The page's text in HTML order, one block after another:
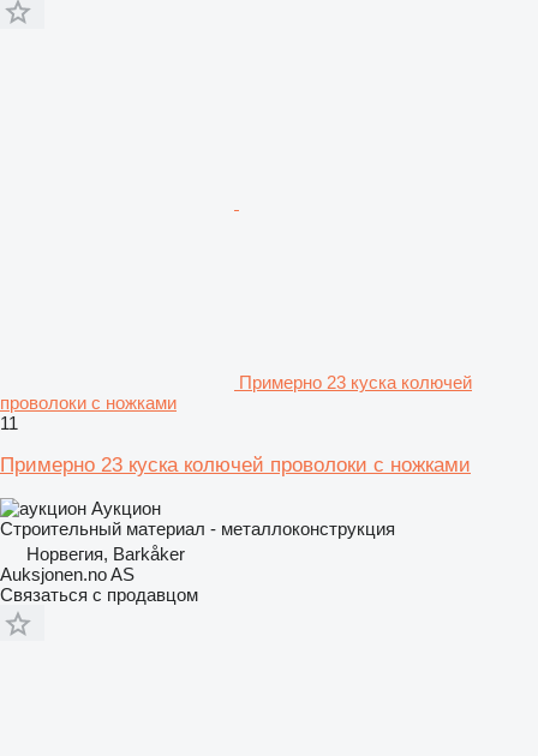
Примерно 23 куска колючей
проволоки с ножками
11
Примерно 23 куска колючей проволоки с ножками
Аукцион
Строительный материал - металлоконструкция
Норвегия, Barkåker
Auksjonen.no AS
Связаться с продавцом